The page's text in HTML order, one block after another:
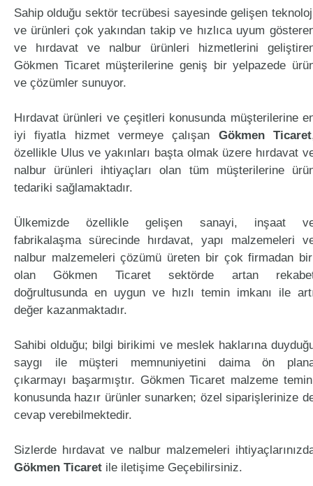
Sahip olduğu sektör tecrübesi sayesinde gelişen
ve ürünleri çok yakından takip ve hızlıca uyum
ve hırdavat ve nalbur ürünleri hizmetlerini
Gökmen Ticaret müşterilerine geniş bir yelpazede
ve çözümler sunuyor.
Hırdavat ürünleri ve çeşitleri konusunda müşterilerine
iyi fiyatla hizmet vermeye çalışan Gökmen Ticaret
özellikle Ulus ve yakınları başta olmak üzere hırdavat
nalbur ürünleri ihtiyaçları olan tüm müşterilerine
tedariki sağlamaktadır.
Ülkemizde özellikle gelişen sanayi, inşaat
fabrikalaşma sürecinde hırdavat, yapı malzemeleri
nalbur malzemeleri çözümü üreten bir çok firmadan
olan Gökmen Ticaret sektörde artan
doğrultusunda en uygun ve hızlı temin imkanı ile
değer kazanmaktadır.
Sahibi olduğu; bilgi birikimi ve meslek haklarına
saygı ile müşteri memnuniyetini daima ön
çıkarmayı başarmıştır. Gökmen Ticaret malzeme
konusunda hazır ürünler sunarken; özel siparişlerinize
cevap verebilmektedir.
Sizlerde hırdavat ve nalbur malzemeleri
Gökmen Ticaret ile iletişime Geçebilirsiniz.